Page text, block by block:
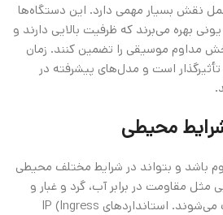
نقش بسیار مهمی دارد. این دستگاه‌ها
بهره می‌برند که ظرفیت بالایی دارند و
مداوم موسیقی را تضمین کنند. زمان
تأثیرگذار است و مدل‌های پیشرفته در
محیطی
باشد و بتواند در شرایط مختلف محیطی
مثل مقاومت در برابر آب، گرد و غبار و
ضربه از نکات مهم محسوب می‌شوند. استانداردهای IP (Ingress